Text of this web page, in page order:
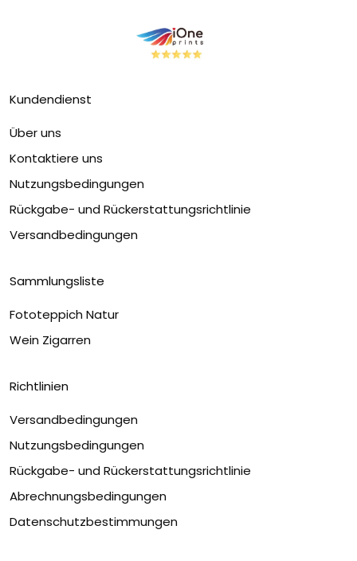
Kundendienst
Über uns
Kontaktiere uns
Nutzungsbedingungen
Rückgabe- und Rückerstattungsrichtlinie
Versandbedingungen
Sammlungsliste
Fototeppich Natur
Wein Zigarren
Richtlinien
Versandbedingungen
Nutzungsbedingungen
Rückgabe- und Rückerstattungsrichtlinie
Abrechnungsbedingungen
Datenschutzbestimmungen